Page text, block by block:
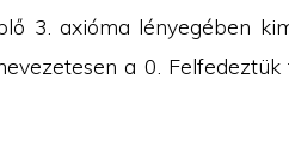
3. axióma lényegében
a 0.